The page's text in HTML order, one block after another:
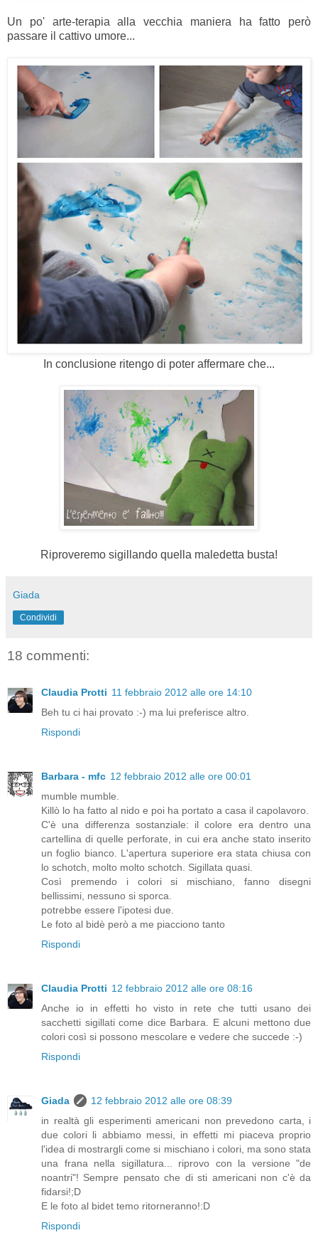
Un po' arte-terapia alla vecchia maniera ha fatto però
passare il cattivo umore...
In conclusione ritengo di poter affermare che...
Riproveremo sigillando quella maledetta busta!
Giada
Condividi
18 commenti:
Claudia Protti 11 febbraio 2012 alle ore 14:10
Beh tu ci hai provato :-) ma lui preferisce altro.
Rispondi
Barbara - mfc 12 febbraio 2012 alle ore 00:01
mumble mumble.
Killò lo ha fatto al nido e poi ha portato a casa il capolavoro.
C'è una differenza sostanziale: il colore era dentro una
cartellina di quelle perforate, in cui era anche stato inserito
un foglio bianco. L'apertura superiore era stata chiusa con
lo schotch, molto molto schotch. Sigillata quasi.
Così premendo i colori si mischiano, fanno disegni
bellissimi, nessuno si sporca.
potrebbe essere l'ipotesi due.
Le foto al bidè però a me piacciono tanto
Rispondi
Claudia Protti 12 febbraio 2012 alle ore 08:16
Anche io in effetti ho visto in rete che tutti usano dei
sacchetti sigillati come dice Barbara. E alcuni mettono due
colori così si possono mescolare e vedere che succede :-)
Rispondi
Giada
12 febbraio 2012 alle ore 08:39
in realtà gli esperimenti americani non prevedono carta, i
due colori li abbiamo messi, in effetti mi piaceva proprio
l'idea di mostrargli come si mischiano i colori, ma sono stata
una frana nella sigillatura... riprovo con la versione "de
noantri"! Sempre pensato che di sti americani non c'è da
fidarsi!;D
E le foto al bidet temo ritorneranno!:D
Rispondi